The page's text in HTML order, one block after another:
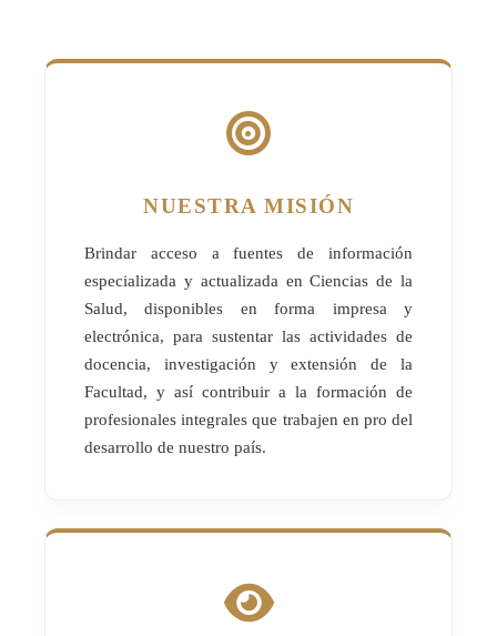
NUESTRA MISIÓN
Brindar acceso a fuentes de información
especializada y actualizada en Ciencias de la
Salud, disponibles en forma impresa y
electrónica, para sustentar las actividades de
docencia, investigación y extensión de la
Facultad, y así contribuir a la formación de
profesionales integrales que trabajen en pro del
desarrollo de nuestro país.